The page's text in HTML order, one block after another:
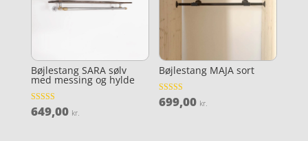
Bøjlestang SARA sølv
med messing og hylde
Vurderet
4.8
649,00 kr.
Bøjlestang MAJA sort
Vurderet
4.5
699,00 kr.